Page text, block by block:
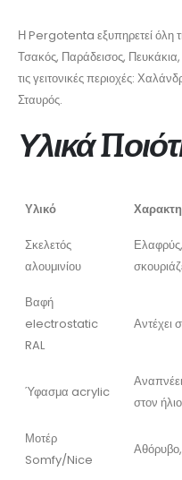
Η Pergotenta εξυπηρετεί όλη
Τσακός, Παράδεισος,
τις γειτονικές περιοχές:
Σταυρός.
Υλικά
Υλικό
Σκελετός
αλουμινίου
Βαφή
electrostatic
RAL
Αντέχει
Ύφασμα acrylic
στον ήλιο
Μοτέρ
Somfy/Nice
Αθόρυβο,